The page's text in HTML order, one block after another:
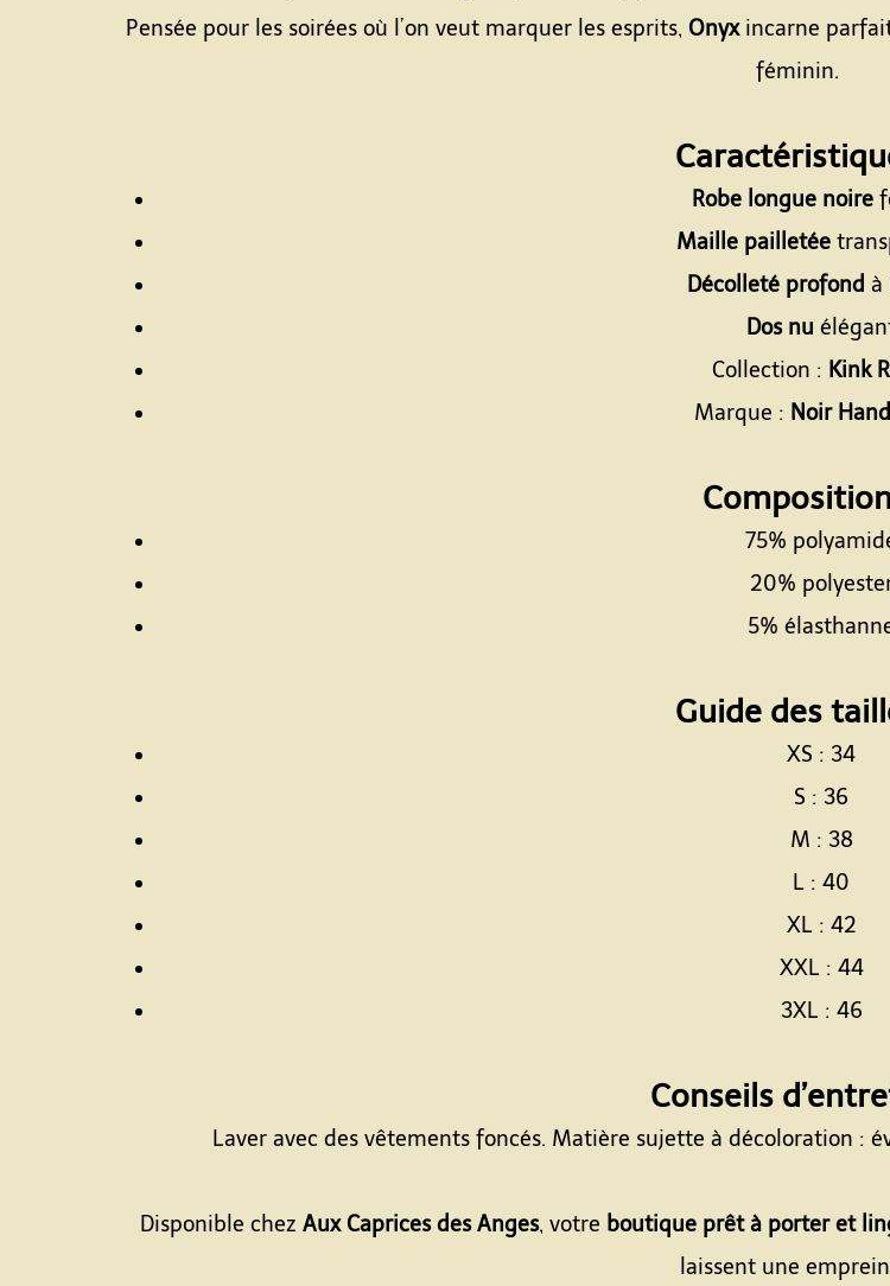
Pensée pour les soirées où l’on veut marquer les esprits, Onyxincarne
féminin.
Robe longue noire
Maille pailletée
Décolleté profond à
Dos nu
Collection : Kink
Marque : Noir
75%
20%
5%
Guide des
XS : 34
S : 36
M : 38
L : 40
XL : 42
XXL : 44
3XL : 46
Conseils
Laver avec des vêtements foncés. Matière sujette à décoloration :
Disponible chez Aux Caprices des Anges, votre boutique prêt à porter et
laissent une